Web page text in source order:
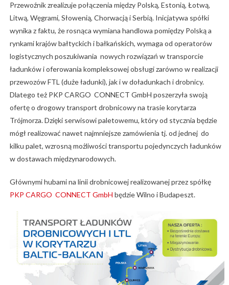
Przewoźnik zrealizuje połączenia między Polską, Estonią, Łotwą,
Litwą, Węgrami, Słowenią, Chorwacją i Serbią. Inicjatywa spółki
wynika z faktu, że rosnąca wymiana handlowa pomiędzy Polską a
rynkami krajów bałtyckich i bałkańskich, wymaga od operatorów
logistycznych poszukiwania nowych rozwiązań w transporcie
ładunków i oferowania kompleksowej obsługi zarówno w realizacji
przewozów FTL (duże ładunki), jak i w doładunkach i drobnicy.
Dlatego też PKP CARGO CONNECT GmbH poszerzyła swoją
ofertę o drogowy transport drobnicowy na trasie korytarza
Trójmorza. Dzięki serwisowi paletowemu, który od stycznia będzie
mógł realizować nawet najmniejsze zamówienia tj. od jednej do
kilku palet, wzrosną możliwości transportu pojedynczych ładunków
w dostawach międzynarodowych.
Głównymi hubami na linii drobnicowej realizowanej przez spółkę
PKP CARGO CONNECT GmbH będzie Wilno i Budapeszt.